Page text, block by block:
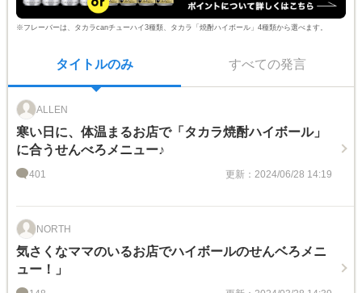
※フレーバーは、タカラcanチューハイ3種類、タカラ「焼酎ハイボール」4種類から選べます。
タイトルのみ すべての発言
ALLEN
寒い日に、体温まるお店で「タカラ焼酎ハイボール」
に合うせんべろメニュー♪
401 更新：2024/06/28 14:19
NORTH
気さくなママのいるお店でハイボールのせんベろメニ
ュー！」